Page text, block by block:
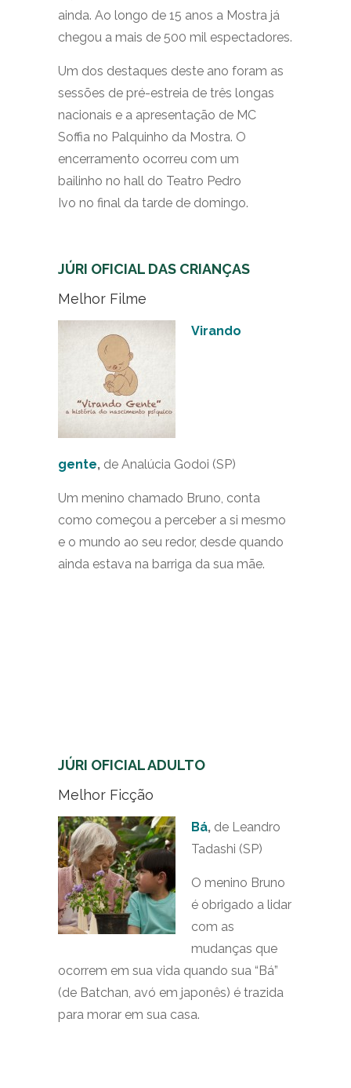
ainda. Ao longo de 15 anos a Mostra já
chegou a mais de 500 mil espectadores.
Um dos destaques deste ano foram as
sessões de pré-estreia de três longas
nacionais e a apresentação de MC
Soffia no Palquinho da Mostra. O
encerramento ocorreu com um
bailinho no hall do Teatro Pedro
Ivo no final da tarde de domingo.
JÚRI OFICIAL DAS CRIANÇAS
Melhor Filme
Virando
gente, de Analúcia Godoi (SP)
Um menino chamado Bruno, conta
como começou a perceber a si mesmo
e o mundo ao seu redor, desde quando
ainda estava na barriga da sua mãe.
JÚRI OFICIAL ADULTO
Melhor Ficção
Bá, de Leandro
Tadashi (SP)
O menino Bruno
é obrigado a lidar
com as
mudanças que
ocorrem em sua vida quando sua “Bá”
(de Batchan, avó em japonês) é trazida
para morar em sua casa.